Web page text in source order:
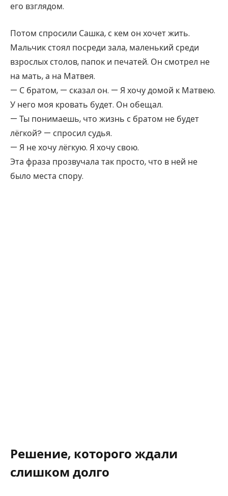
его взглядом.
Потом спросили Сашка, с кем он хочет жить.
Мальчик стоял посреди зала, маленький среди
взрослых столов, папок и печатей. Он смотрел не
на мать, а на Матвея.
— С братом, — сказал он. — Я хочу домой к Матвею.
У него моя кровать будет. Он обещал.
— Ты понимаешь, что жизнь с братом не будет
лёгкой? — спросил судья.
— Я не хочу лёгкую. Я хочу свою.
Эта фраза прозвучала так просто, что в ней не
было места спору.
Решение, которого ждали
слишком долго